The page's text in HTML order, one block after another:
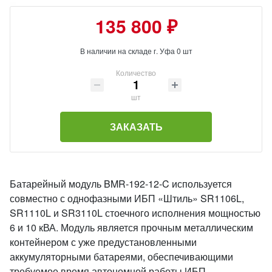
135 800 ₽
В наличии на складе г. Уфа 0 шт
Количество
шт
ЗАКАЗАТЬ
Батарейный модуль BMR-192-12-C используется
совместно с однофазными ИБП «Штиль» SR1106L,
SR1110L и SR3110L стоечного исполнения мощностью
6 и 10 кВА. Модуль является прочным металлическим
контейнером с уже предустановленными
аккумуляторными батареями, обеспечивающими